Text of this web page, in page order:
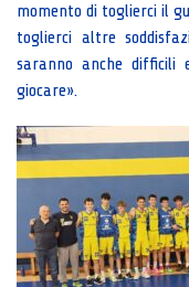
momento di toglierci il
toglierci altre
saranno anche difficili
giocare».